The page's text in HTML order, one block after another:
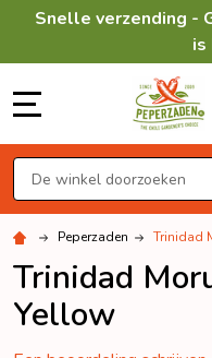
Snelle verzending -
is
Zoeken
Peperzaden Trinidad
Trinidad
Yellow